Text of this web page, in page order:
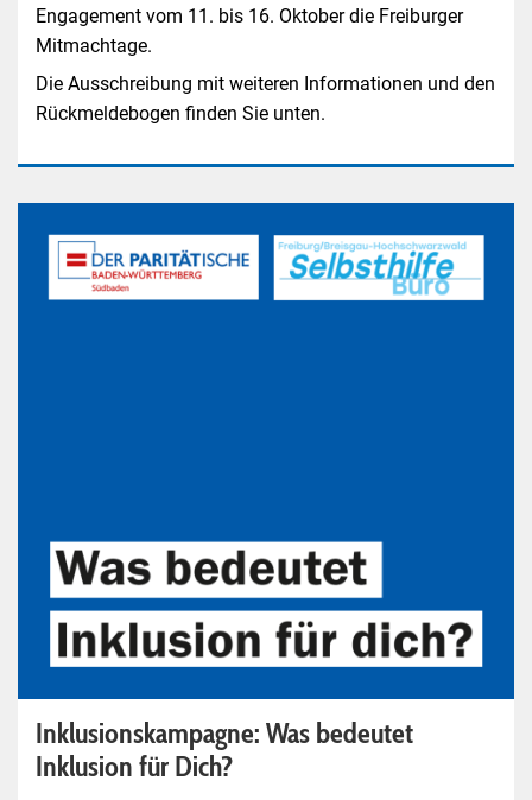
Engagement vom 11. bis 16. Oktober die Freiburger
Mitmachtage.
Die Ausschreibung mit weiteren Informationen und den
Rückmeldebogen finden Sie unten.
Inklusionskampagne: Was bedeutet
Inklusion für Dich?